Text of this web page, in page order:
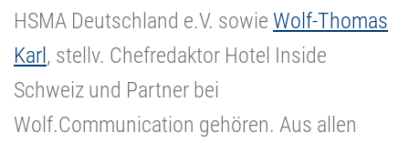
HSMA Deutschland e.V. sowie Wolf-Thomas
Karl, stellv. Chefredaktor Hotel Inside
Schweiz und Partner bei
Wolf.Communication gehören. Aus allen